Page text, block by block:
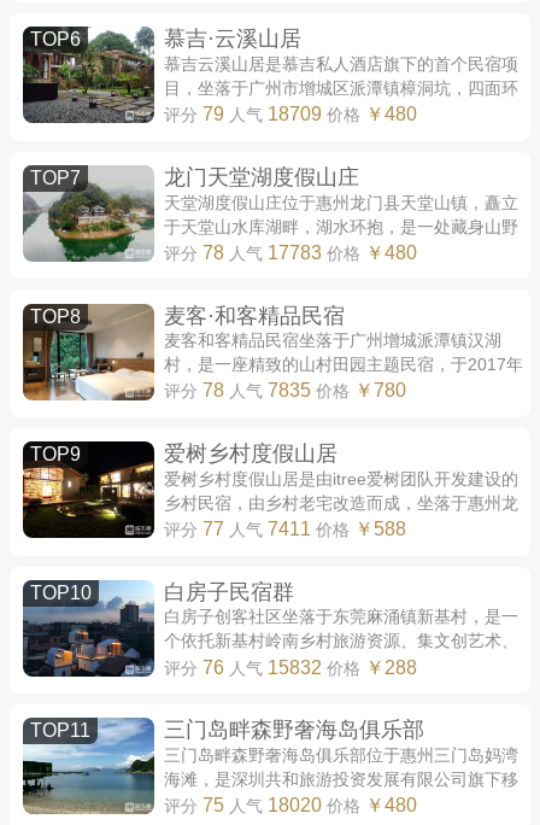
TOP6 慕吉·云溪山居
慕吉云溪山居是慕吉私人酒店旗下的首个民宿项
目，坐落于广州市增城区派潭镇樟洞坑，四面环
山，溪流环绕。 慕吉云溪山居已开放的民宿共有
评分 79 人气 18709 价格 ￥480
TOP7 龙门天堂湖度假山庄
天堂湖度假山庄位于惠州龙门县天堂山镇，矗立
于天堂山水库湖畔，湖水环抱，是一处藏身山野
的隐世秘境。 天堂湖度假山庄由几座小巧的别墅
评分 78 人气 17783 价格 ￥480
TOP8 麦客·和客精品民宿
麦客和客精品民宿坐落于广州增城派潭镇汉湖
村，是一座精致的山村田园主题民宿，于2017年
开业。和客的创始人为一名有着20年建筑设计经
评分 78 人气 7835 价格 ￥780
TOP9 爱树乡村度假山居
爱树乡村度假山居是由itree爱树团队开发建设的
乡村民宿，由乡村老宅改造而成，坐落于惠州龙
门渡头村上围，毗邻天堂山与天堂湖。 爱树山居
评分 77 人气 7411 价格 ￥588
TOP10 白房子民宿群
白房子创客社区坐落于东莞麻涌镇新基村，是一
个依托新基村岭南乡村旅游资源、集文创艺术、
美学体验、社区活动、产业孵化和旅游民宿为一
评分 76 人气 15832 价格 ￥288
TOP11 三门岛畔森野奢海岛俱乐部
三门岛畔森野奢海岛俱乐部位于惠州三门岛妈湾
海滩，是深圳共和旅游投资发展有限公司旗下移
动木屋酒店品牌畔森盒子修建的高端度假民宿。
评分 75 人气 18020 价格 ￥480